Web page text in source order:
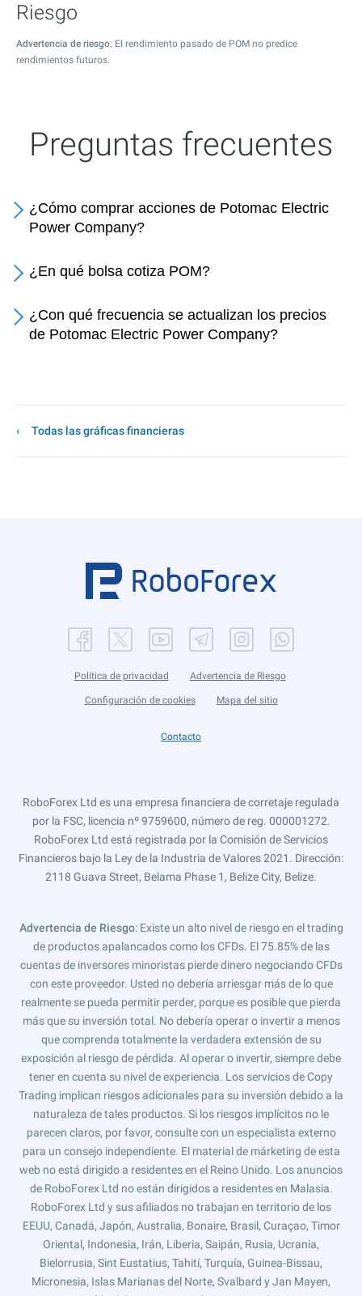
Riesgo
Advertencia de riesgo: El rendimiento pasado de POM no predice
rendimientos futuros.
Preguntas frecuentes
¿Cómo comprar acciones de Potomac Electric
Power Company?
¿En qué bolsa cotiza POM?
¿Con qué frecuencia se actualizan los precios
de Potomac Electric Power Company?
Todas las gráficas financieras
Política de privacidad Advertencia de Riesgo
Configuración de cookies Mapa del sitio
Contacto
RoboForex Ltd es una empresa financiera de corretaje regulada
por la FSC, licencia nº 9759600, número de reg. 000001272.
RoboForex Ltd está registrada por la Comisión de Servicios
Financieros bajo la Ley de la Industria de Valores 2021. Dirección:
2118 Guava Street, Belama Phase 1, Belize City, Belize.
Advertencia de Riesgo: Existe un alto nivel de riesgo en el trading
de productos apalancados como los CFDs. El 75.85% de las
cuentas de inversores minoristas pierde dinero negociando CFDs
con este proveedor. Usted no debería arriesgar más de lo que
realmente se pueda permitir perder, porque es posible que pierda
más que su inversión total. No debería operar o invertir a menos
que comprenda totalmente la verdadera extensión de su
exposición al riesgo de pérdida. Al operar o invertir, siempre debe
tener en cuenta su nivel de experiencia. Los servicios de Copy
Trading implican riesgos adicionales para su inversión debido a la
naturaleza de tales productos. Si los riesgos implícitos no le
parecen claros, por favor, consulte con un especialista externo
para un consejo independiente. El material de márketing de esta
web no está dirigido a residentes en el Reino Unido. Los anuncios
de RoboForex Ltd no están dirigidos a residentes en Malasia.
RoboForex Ltd y sus afiliados no trabajan en territorio de los
EEUU, Canadá, Japón, Australia, Bonaire, Brasil, Curaçao, Timor
Oriental, Indonesia, Irán, Liberia, Saipán, Rusia, Ucrania,
Bielorrusia, Sint Eustatius, Tahití, Turquía, Guinea-Bissau,
Micronesia, Islas Marianas del Norte, Svalbard y Jan Mayen,